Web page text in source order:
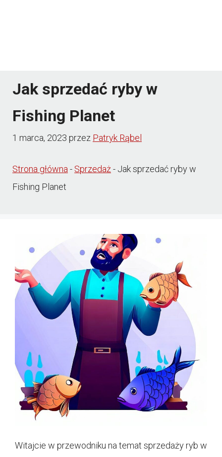
Jak sprzedać ryby w
Fishing Planet
1 marca, 2023 przez Patryk Rąbel
Strona główna- Sprzedaż- Jak sprzedać ryby w
Fishing Planet
Witajcie w przewodniku na temat sprzedaży ryb w